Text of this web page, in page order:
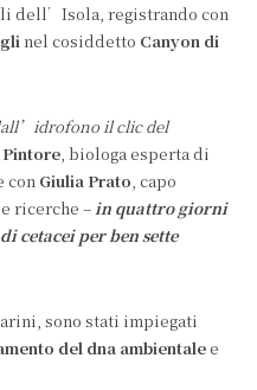
dell’Isola, registrando con
nel cosiddetto Canyon di
il clic del
, biologa esperta di
con Giulia Prato, capo
ricerche –in quattro giorni
cetacei per ben sette
sono stati impiegati
del dna ambientalee